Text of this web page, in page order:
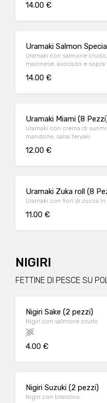
14.00 €
Uramaki Salmon
Uramaki con salmone
maionese, avocado e sopra
14.00 €
Uramaki Miami (8
Uramaki con crema di
mandorle, salsa teryaki
12.00 €
Uramaki Zuka roll (8
Uramaki con fiori di zucca
11.00 €
NIGIRI
FETTINE DI PESCE SU
Nigiri Sake (2 pezzi)
Nigiri con salmone crudo
4.00 €
Nigiri Suzuki (2 pezzi)
Nigiri con branzino